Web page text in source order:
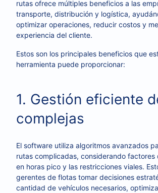
rutas ofrece múltiples beneficios a las
transporte, distribución y logística,
optimizar operaciones, reducir costos y
experiencia del cliente.
Estos son los principales beneficios que
herramienta puede proporcionar:
1. Gestión eficiente
complejas
El software utiliza algoritmos avanzados
rutas complicadas, considerando factores
en horas pico y las restricciones viales.
gerentes de flotas tomar decisiones
cantidad de vehículos necesarios,